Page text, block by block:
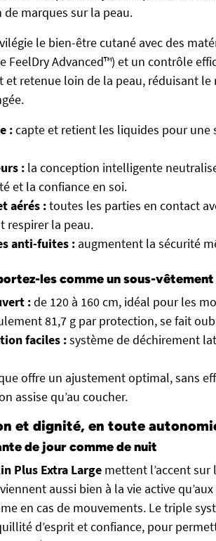
marques sur la peau.
le bien-être cutané avec des
FeelDry Advanced™) et un contrôle
retenue loin de la peau, réduisant le
:capte et retient les liquides pour une
: la conception intelligente
et la confiance en soi.
aérés :toutes les parties en contact
respirer la peau.
anti-fuites : augmentent la sécurité
les comme un sous-vêtement
:de 120 à 160 cm, idéal pour les
81,7 g par protection, se fait
faciles :système de déchirement
offre un ajustement optimal, sans
assise qu’au coucher.
et dignité, en toute
de jour comme de nuit
Plus Extra Large mettent l’accent
aussi bien à la vie active
en cas de mouvements. Le triple
d’esprit et confiance, pour